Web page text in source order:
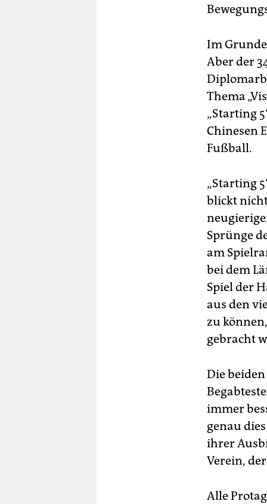
Im
Aber der
Thema
„Starting
Chinesen
Fußball.
„Starting
blickt
Sprünge
am
bei dem
Spiel der
aus den
zu
gebracht
Die
immer
genau
ihrer
Verein,
Alle